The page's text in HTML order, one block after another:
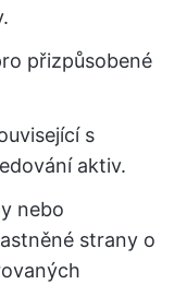
přizpůsobené
s
aktiv.
nebo
strany o